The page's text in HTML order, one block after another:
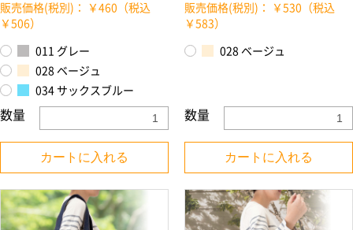
販売価格(税別)： ￥460（税込
￥506）
011 グレー
028 ベージュ
034 サックスブルー
数量
カートに入れる
販売価格(税別)： ￥530（税込
￥583）
028 ベージュ
数量
カートに入れる